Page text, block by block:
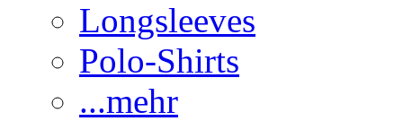
Longsleeves
Polo-Shirts
...mehr